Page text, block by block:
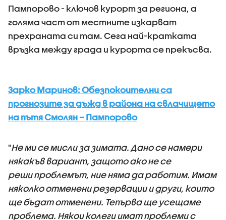
Пампорово - ключов курорт за региона, а
голяма част от местните изкарват
прехраната си там. Сега най-кратката
връзка между града и курорта се прекъсва.
Зарко Маринов: Обезпокоителни са
прогнозите за дъжд в района на свлачището
на пътя Смолян – Пампорово
"Не ми се мисли за зимата. Дано се намери
някакъв вариант, защото ако не се
реши проблемът, ние няма да работим. Имам
няколко отменени резервации и други, които
ще бъдат отменени. Тепърва ще усещаме
проблема. Някои колеги имат проблеми с